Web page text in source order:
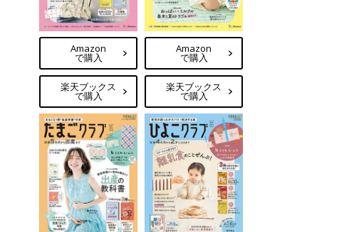
Amazon
で購入
楽天ブックス
で購入
Amazon
で購入
楽天ブックス
で購入